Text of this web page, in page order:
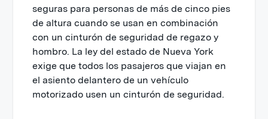
seguras para personas de más de cinco pies
de altura cuando se usan en combinación
con un cinturón de seguridad de regazo y
hombro. La ley del estado de Nueva York
exige que todos los pasajeros que viajan en
el asiento delantero de un vehículo
motorizado usen un cinturón de seguridad.